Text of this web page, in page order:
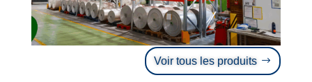
Voir tous les produits